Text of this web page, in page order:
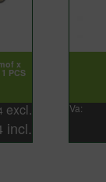
x
PCS
excl.
incl.
Va: